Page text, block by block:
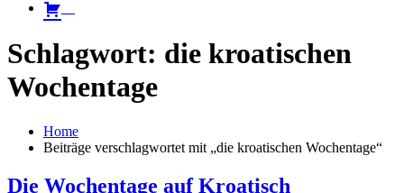
Schlagwort: die kroatischen
Wochentage
Home
Beiträge verschlagwortet mit „die kroatischen Wochentage“
Die Wochentage auf Kroatisch